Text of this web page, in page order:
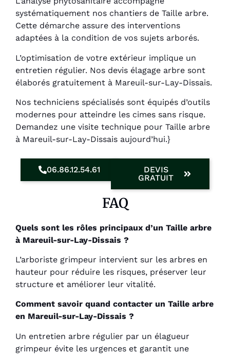
systématiquement nos chantiers de Taille arbre.
Cette démarche assure des interventions
adaptées à la condition de vos sujets arborés.
L’optimisation de votre extérieur implique un
entretien régulier. Nos devis élagage arbre sont
élaborés gratuitement à Mareuil-sur-Lay-Dissais.
Nos techniciens spécialisés sont équipés d’outils
modernes pour atteindre les cimes sans risque.
Demandez une visite technique pour Taille arbre
à Mareuil-sur-Lay-Dissais aujourd’hui.}
06.86.12.54.61
DEVIS
GRATUIT
FAQ
Quels sont les rôles principaux d’un Taille arbre
à Mareuil-sur-Lay-Dissais ?
L’arboriste grimpeur intervient sur les arbres en
hauteur pour réduire les risques, préserver leur
structure et améliorer leur vitalité.
Comment savoir quand contacter un Taille arbre
en Mareuil-sur-Lay-Dissais ?
Un entretien arbre régulier par un élagueur
grimpeur évite les urgences et garantit une